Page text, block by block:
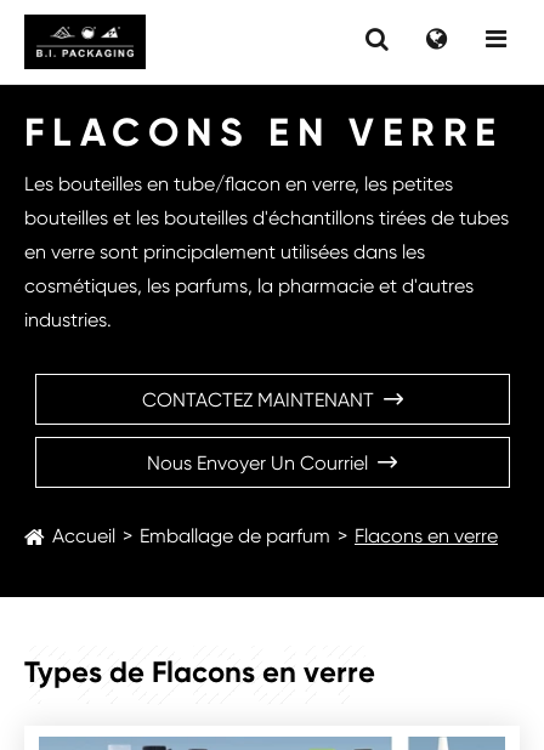
FLACONS EN VERRE
Les bouteilles en tube/flacon en verre, les petites
bouteilles et les bouteilles d'échantillons tirées de tubes
en verre sont principalement utilisées dans les
cosmétiques, les parfums, la pharmacie et d'autres
industries.
CONTACTEZ MAINTENANT 
Nous Envoyer Un Courriel 
Accueil Emballage de parfum Flacons en verre
PRODUIT
Types de Flacons en verre